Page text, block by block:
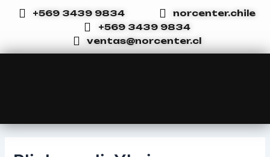
+569 3439 9834
norcenter.chile
+569 3439 9834
ventas@norcenter.cl
de